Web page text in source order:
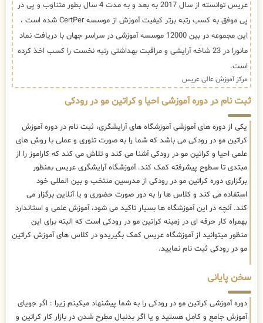
عریس توانسته از سال 2017 به بعد و به مدت 4 سال بطور متناوب و پی در
پی موفق به کسب رتبه برتر کیفیت آموزش از موسسه CertPer شده است ،
این مجموعه در بین 12000 موسسه آموزشی در سراسر جهان با دریافت نماد
مانورا در 23 شاخه آرایشی و مراقبت بهداشتی رتبه نخست را کسب اخذ کرده
است.
مرکز آموزش عالی عریس
ثبت نام در دوره آموزشی احیا و کراتین مو در رودکی
یکی از دوره های آموزشی آموزشگاه های آرایشگری، ثبت نام در دوره آموزش
کراتین مو در رودکی می باشد که شما را به صورت تئوری و عملی با روش های
علمی احیا و کراتین مو در رودکی آشنا می کند و تلاش می کند که کاراموز را از
مبتدی تا سطوح پیشرفته کمک کند. آموزشگاه آرایشگری عریس بمنظور
برگزاری دوره کراتین مو در رودکی از مدرسین منتخب و بین المللی خود
استفاده می کند و کلاس ها را به دور صورت حضوری و یا آنلاین برگزار می
کند. آنچه در این آموزشگاه ها بسیار تاکید می شود، آموزش علمی و استاندارد
بهمراه کار حرفه ای در زمینه کراتین مو در رودکی است که البته برای این
منظور میتوانید از آموزشگاه عریس کمک بگیریدو در کلاس های آموزش کراتین
مو در رودکی ثبت نام نمایید.
سخن پایانی
دوره آموزشی کراتین مو در رودکی را به شما پیشنهاد میکینم زیرا : اگر جویای
آموزش جامع و کامل هستید و یا اگر بدنبال مطرح شدن در بازار کار کراتین و